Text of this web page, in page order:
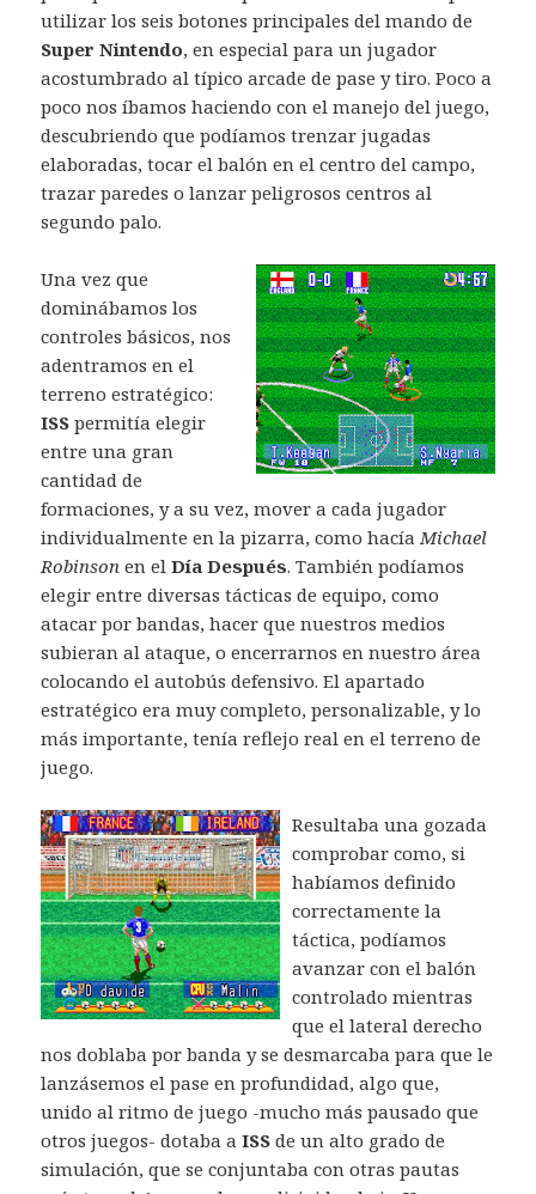
utilizar los seis botones principales del mando de
Super Nintendo, en especial para un jugador
acostumbrado al típico arcade de pase y tiro. Poco a
poco nos íbamos haciendo con el manejo del juego,
descubriendo que podíamos trenzar jugadas
elaboradas, tocar el balón en el centro del campo,
trazar paredes o lanzar peligrosos centros al
segundo palo.
Una vez que
dominábamos los
controles básicos, nos
adentramos en el
terreno estratégico:
ISS permitía elegir
entre una gran
cantidad de
formaciones, y a su vez, mover a cada jugador
individualmente en la pizarra, como hacíaMichael
Robinson en elDía Después. También podíamos
elegir entre diversas tácticas de equipo, como
atacar por bandas, hacer que nuestros medios
subieran al ataque, o encerrarnos en nuestro área
colocando el autobús defensivo. El apartado
estratégico era muy completo, personalizable, y lo
más importante, tenía reflejo real en el terreno de
juego.
Resultaba una gozada
comprobar como, si
habíamos definido
correctamente la
táctica, podíamos
avanzar con el balón
controlado mientras
que el lateral derecho
nos doblaba por banda y se desmarcaba para que le
lanzásemos el pase en profundidad, algo que,
unido al ritmo de juego -mucho más pausado que
otros juegos- dotaba aISSde un alto grado de
simulación, que se conjuntaba con otras pautas